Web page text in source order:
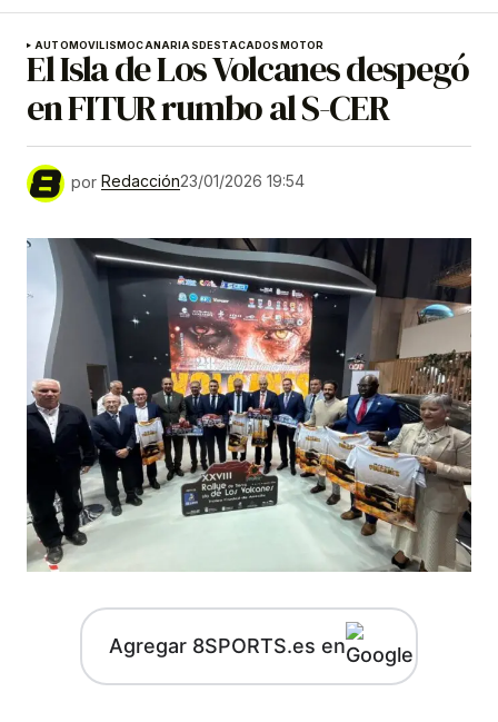
AUTOMOVILISMOCANARIASDESTACADOSMOTOR
El Isla de Los Volcanes despegó
en FITUR rumbo al S-CER
por Redacción23/01/2026 19:54
Agregar 8SPORTS.es en